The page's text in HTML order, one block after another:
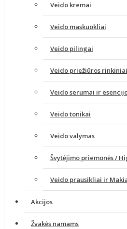
Veido kremai
Veido maskuokliai
Veido pilingai
Veido priežiūros rinkiniai
Veido serumai ir
Veido tonikai
Veido valymas
Švytėjimo priemonės /
Veido prausikliai ir
Akcijos
Žvakės namams